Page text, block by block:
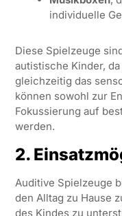
individuelle
Diese Spielzeuge
autistische Kinder,
gleichzeitig das
können sowohl zur
Fokussierung auf
werden.
2.
Auditive Spielzeuge
den Alltag zu Hause
des Kindes zu